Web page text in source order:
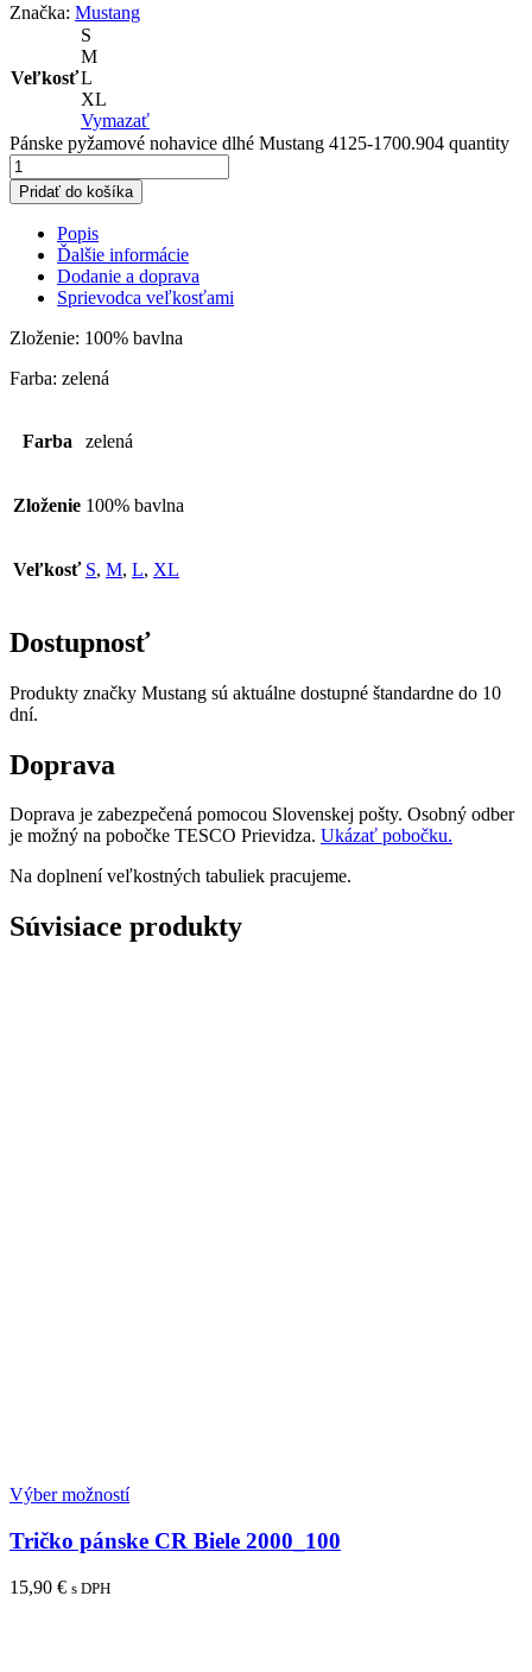
Značka: Mustang
Veľkosť
S
M
L
XL
Vymazať
Pánske pyžamové nohavice dlhé Mustang 4125-1700.904 quantity
Pridať do košíka
Popis
Ďalšie informácie
Dodanie a doprava
Sprievodca veľkosťami
Zloženie: 100% bavlna
Farba: zelená
Farba zelená
Zloženie 100% bavlna
Veľkosť S, M, L, XL
Dostupnosť
Produkty značky Mustang sú aktuálne dostupné štandardne do 10
dní.
Doprava
Doprava je zabezpečená pomocou Slovenskej pošty. Osobný odber
je možný na pobočke TESCO Prievidza. Ukázať pobočku.
Na doplnení veľkostných tabuliek pracujeme.
Súvisiace produkty
Výber možností
Tričko pánske CR Biele 2000_100
15,90 € s DPH